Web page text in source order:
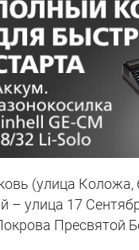
(улица
– улица 17
Пресвятой